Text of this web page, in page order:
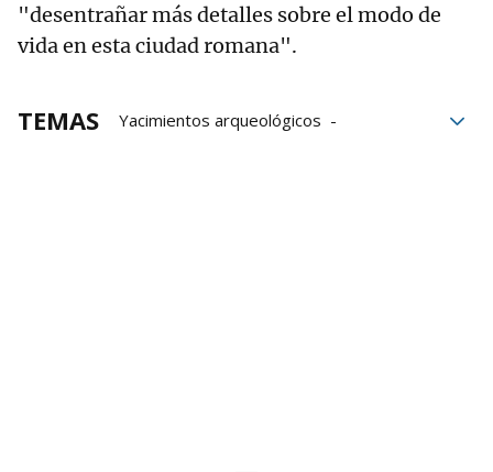
"desentrañar más detalles sobre el modo de
vida en esta ciudad romana".
TEMAS
Yacimientos arqueológicos